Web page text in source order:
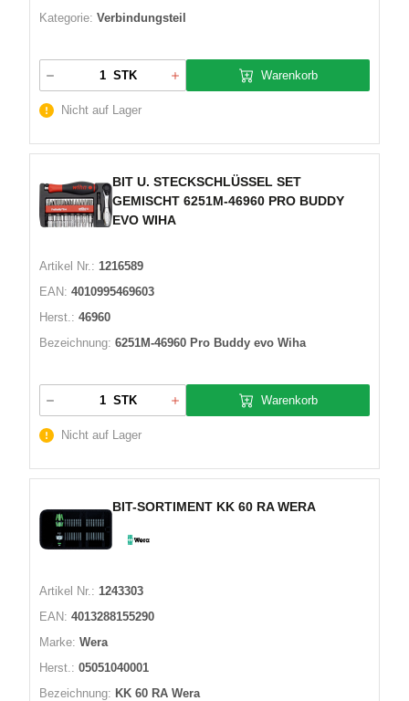
Kategorie: Verbindungsteil
STK Warenkorb
Nicht auf Lager
BIT U. STECKSCHLÜSSEL SET
GEMISCHT 6251M-46960 PRO BUDDY
EVO WIHA
Artikel Nr.: 1216589
EAN: 4010995469603
Herst.: 46960
Bezeichnung: 6251M-46960 Pro Buddy evo Wiha
STK Warenkorb
Nicht auf Lager
BIT-SORTIMENT KK 60 RA WERA
Artikel Nr.: 1243303
EAN: 4013288155290
Marke: Wera
Herst.: 05051040001
Bezeichnung: KK 60 RA Wera